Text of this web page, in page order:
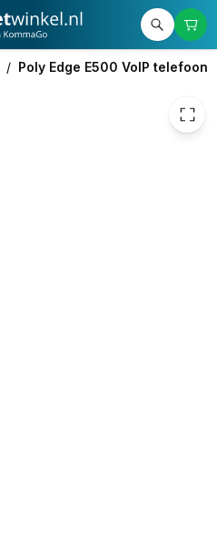
/ Poly Edge E500 VoIP telefoon